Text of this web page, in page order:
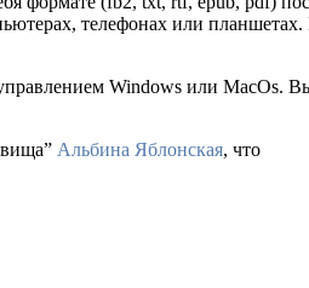
телефонах или планшетах.
Windows или MacOs.
Альбина Яблонская, что